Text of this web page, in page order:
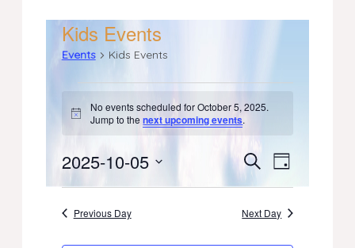
Kids Events
Events Kids Events
Events
for
October
5,
Notice
No events scheduled for October 5, 2025.
Jump to thenext upcoming events.
Events
Search
SearchEvent
Views
Day
2025-10-05
Select
Previous Day Next Day